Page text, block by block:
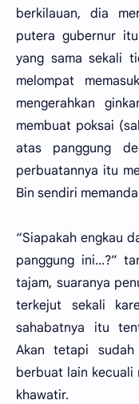
berkilauan, dia
putera gubernur
yang sama sekali
melompat
mengerahkan
membuat poksai
atas panggung
perbuatannya itu
Bin sendiri
“Siapakah engkau
panggung ini...?”
tajam, suaranya
terkejut sekali
sahabatnya itu
Akan tetapi
berbuat lain kecuali
khawatir.